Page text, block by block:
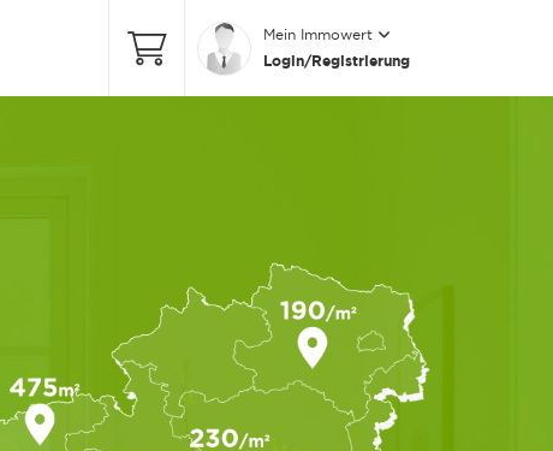
Mein Immowert
Login/Registrierung